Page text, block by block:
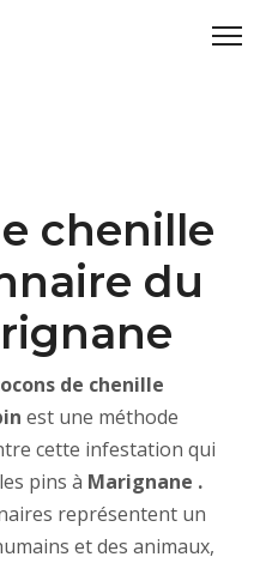
chenille
du
de chenille
est une méthode
cette infestation qui
pins à Marignane .
représentent un
et des animaux,